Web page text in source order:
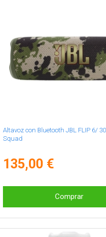
Altavoz con Bluetooth JBL FLIP 6/
Squad
135,00 €
Comprar